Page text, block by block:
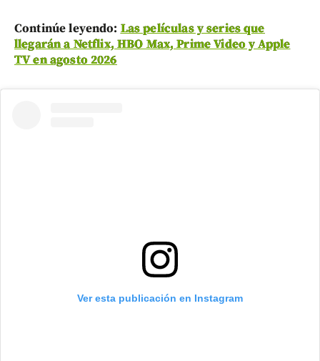
Continúe leyendo: Las películas y series que
llegarán a Netflix, HBO Max, Prime Video y Apple
TV en agosto 2026
Ver esta publicación en Instagram